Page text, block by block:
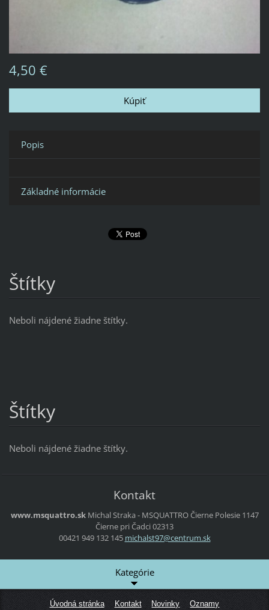
4,50 €
Popis
Základné informácie
Štítky
Neboli nájdené žiadne štítky.
Štítky
Neboli nájdené žiadne štítky.
Kontakt
www.msquattro.sk Michal Straka - MSQUATTROČierne Polesie 1147
Čierne pri Čadci 02313
00421 949 132 145 michalst97@centrum.sk
Kategórie
Úvodná stránka Kontakt Novinky Oznamy